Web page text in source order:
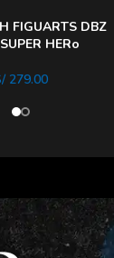
FIGUARTS DBZ
HERo
279.00